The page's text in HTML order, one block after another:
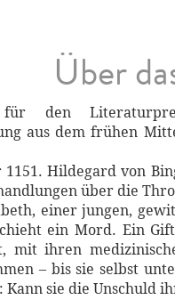
Über
für den
aus dem frühen
1151. Hildegard von
über die
einer jungen,
ein Mord. Ein
mit ihren
– bis sie selbst
Kann sie die Unschuld